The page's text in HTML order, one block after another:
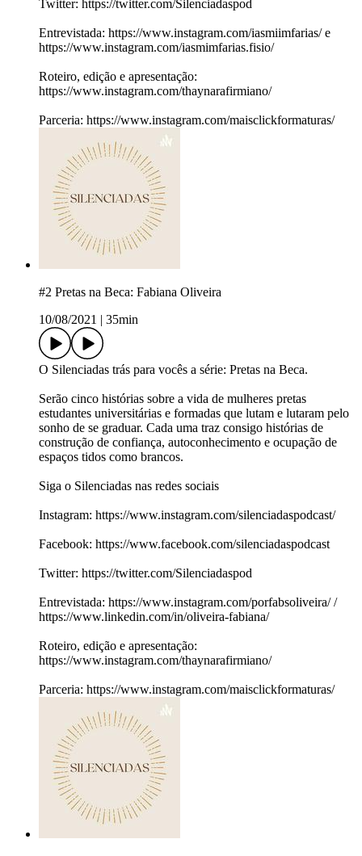
Twitter: https://twitter.com/Silenciadaspod
Entrevistada: https://www.instagram.com/iasmiimfarias/ e
https://www.instagram.com/iasmimfarias.fisio/
Roteiro, edição e apresentação:
https://www.instagram.com/thaynarafirmiano/
Parceria: https://www.instagram.com/maisclickformaturas/
#2 Pretas na Beca: Fabiana Oliveira
10/08/2021
35min
O Silenciadas trás para vocês a série: Pretas na Beca.
Serão cinco histórias sobre a vida de mulheres pretas
estudantes universitárias e formadas que lutam e lutaram pelo
sonho de se graduar. Cada uma traz consigo histórias de
construção de confiança, autoconhecimento e ocupação de
espaços tidos como brancos.
Siga o Silenciadas nas redes sociais
Instagram: https://www.instagram.com/silenciadaspodcast/
Facebook: https://www.facebook.com/silenciadaspodcast
Twitter: https://twitter.com/Silenciadaspod
Entrevistada: https://www.instagram.com/porfabsoliveira/ /
https://www.linkedin.com/in/oliveira-fabiana/
Roteiro, edição e apresentação:
https://www.instagram.com/thaynarafirmiano/
Parceria: https://www.instagram.com/maisclickformaturas/